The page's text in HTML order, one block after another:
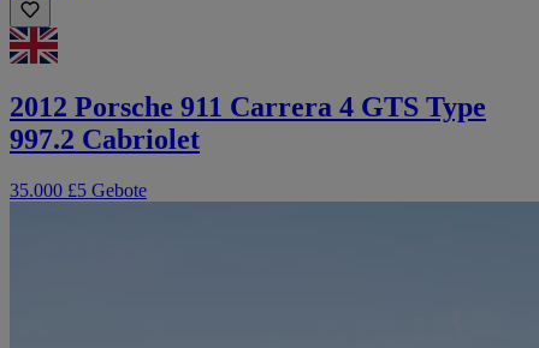
2012 Porsche 911 Carrera 4 GTS Type
997.2 Cabriolet
35.000 £5 Gebote